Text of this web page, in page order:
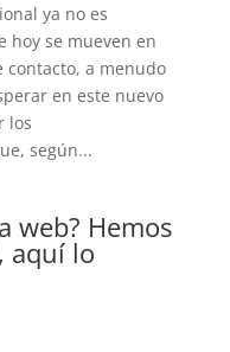
ya no es
hoy se mueven en
a menudo
en este nuevo
los
según...
web? Hemos
aquí lo